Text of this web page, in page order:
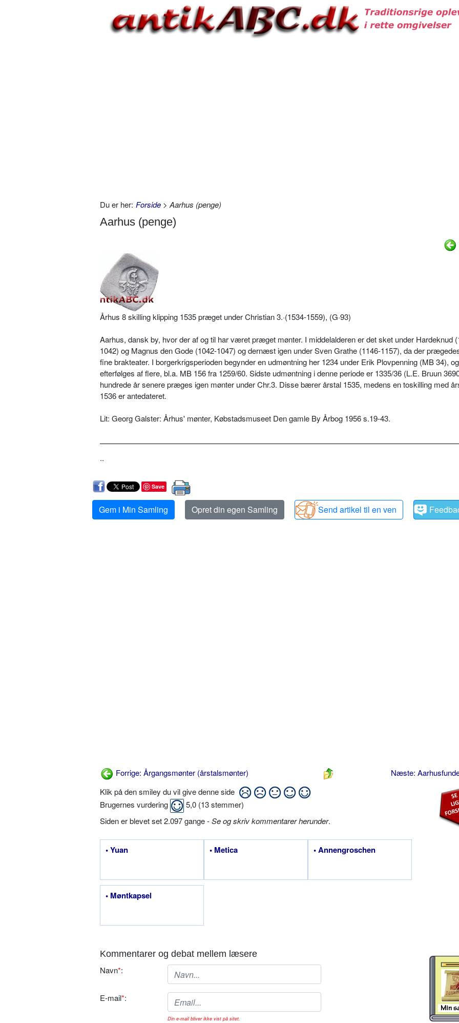
Du er her: Forside > Aarhus (penge)
Aarhus (penge)
Århus 8 skilling klipping 1535 præget under Christian 3.·(1534-1559), (G·93)
Aarhus, dansk by, hvor der af og til har været præget mønter. I middelalderen er det sket under Hardeknud
1042) og Magnus den Gode (1042-1047) og dernæst igen under Sven Grathe (1146-1157), da der
fine brakteater. I borgerkrigsperioden begynder en udmøntning her 1234 under Erik Plovpenning (MB 34),
efterfølges af flere, bl.a. MB 156 fra 1259/60. Sidste udmøntning i denne periode er 1335/36 (L.E. Bruun
hundrede år senere præges igen mønter under Chr.3. Disse bærer årstal 1535, medens en toskilling med
1536 er antedateret.
Lit: Georg Galster: Århus' mønter, Købstadsmuseet Den gamle By Årbog 1956 s.19-43.
..
Save
Gem i Min Samling Opret din egen Samling Send artikel til en ven
Forrige: Årgangsmønter (årstalsmønter)
Næste:
Klik på den smiley du vil give denne side
Brugernes vurdering
5,0 (13stemmer)
Siden er blevet set 2.097 gange -Se og skriv kommentarer herunder.
• Yuan • Metica • Annengroschen
• Møntkapsel
Kommentarer og debat mellem læsere
Navn*:
E-mail*:
Din e-mail bliver ikke vist på sitet.